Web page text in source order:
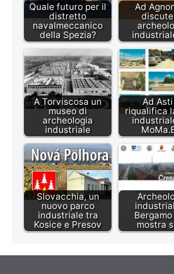
Quale futuro per il
distretto
navalmeccanico
della Spezia?
Ad
A Torviscosa un
museo di
archeologia
industriale
Ad
riqualifica
Slovacchia, un
nuovo parco
industriale tra
Kosice e Presov
mostra